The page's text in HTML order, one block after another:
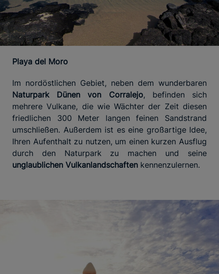
Playa del Moro
Im nordöstlichen Gebiet, neben dem wunderbaren
Naturpark Dünen von Corralejo, befinden sich
mehrere Vulkane, die wie Wächter der Zeit diesen
friedlichen 300 Meter langen feinen Sandstrand
umschließen. Außerdem ist es eine großartige Idee,
Ihren Aufenthalt zu nutzen, um einen kurzen Ausflug
durch den Naturpark zu machen und seine
unglaublichen Vulkanlandschaften kennenzulernen.